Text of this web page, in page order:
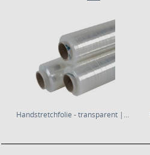
Handstretchfolie - transparent | 20µm | 50cm breit